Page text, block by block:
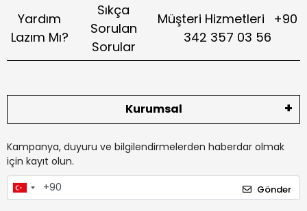
Yardım
Lazım Mı?
Sıkça
Sorulan
Sorular
Müşteri Hizmetleri
+90
342 357 03 56
Kurumsal
Kampanya, duyuru ve bilgilendirmelerden haberdar olmak
için kayıt olun.
Gönder